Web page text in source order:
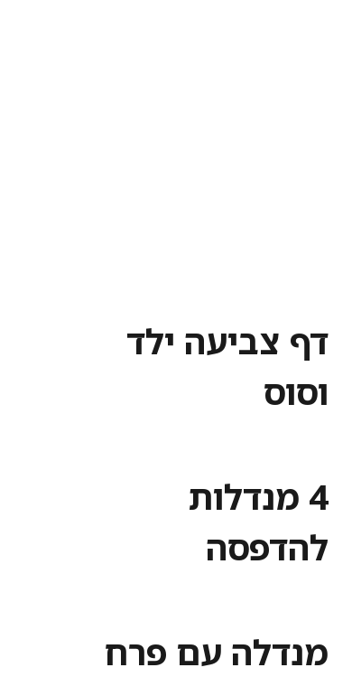
דף צביעה ילד
וסוס
4 מנדלות
להדפסה
מנדלה עם פרח